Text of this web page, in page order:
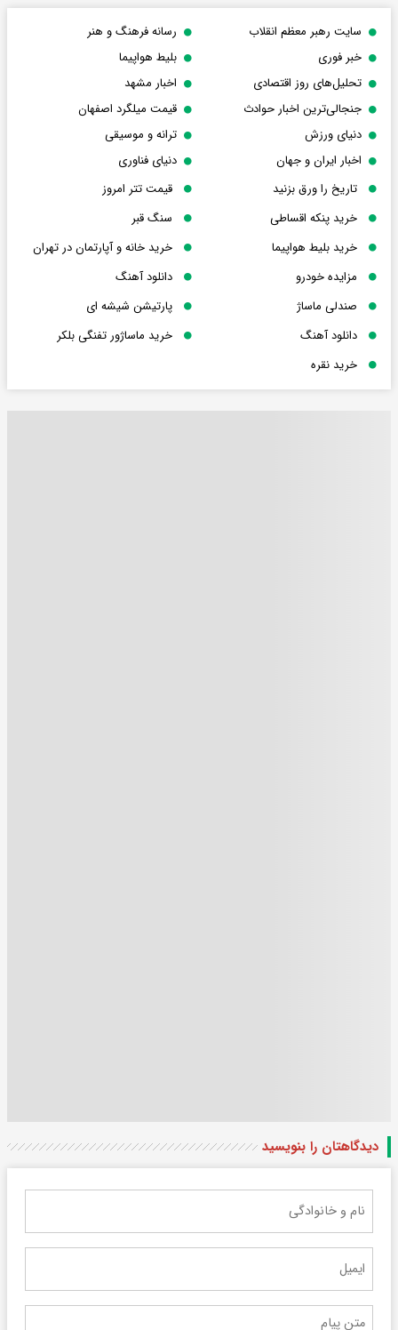
سایت رهبر معظم انقلاب
رسانه فرهنگ و هنر
خبر فوری
بلیط هواپیما
تحلیل‌های روز اقتصادی
اخبار مشهد
جنجالی‌ترین اخبار حوادث
قیمت میلگرد اصفهان
دنیای ورزش
ترانه و موسیقی
اخبار ایران و جهان
دنیای فناوری
تاریخ را ورق بزنید
قیمت تتر امروز
خرید پنکه اقساطی
سنگ قبر
خرید بلیط هواپیما
خرید خانه و آپارتمان در تهران
مزایده خودرو
دانلود آهنگ
صندلی ماساژ
پارتیشن شیشه ای
دانلود آهنگ
خرید ماساژور تفنگی بلکر
خرید نقره
دیدگاهتان را بنویسید